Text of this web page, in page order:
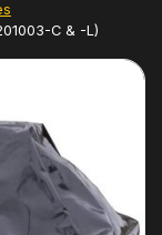
C & -L)